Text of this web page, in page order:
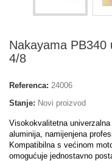
Nakayama PB340
4/8
Referenca: 24006
Stanje: Novi proizvod
Visokokvalitetna
aluminija, namijenjena
Kompatibilna s većinom
omogućuje jednostavno